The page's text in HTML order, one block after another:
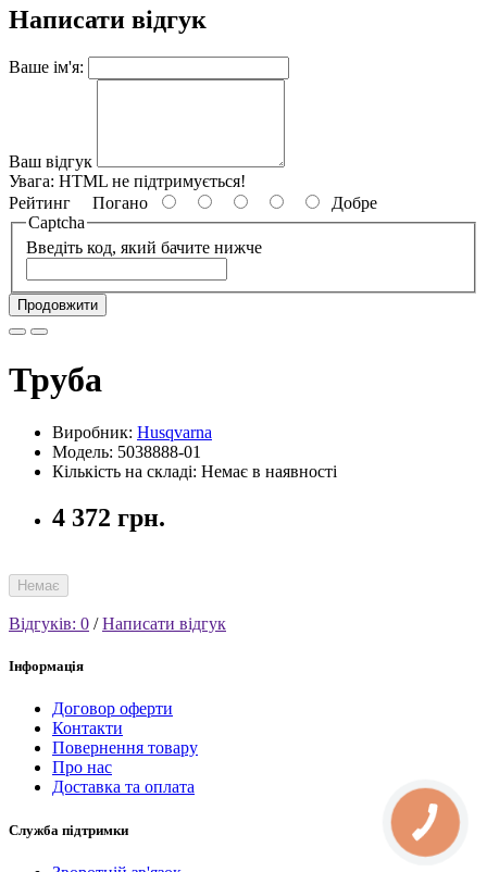
Написати відгук
Ваше ім'я:
Ваш відгук
Увага: HTML не підтримується!
Рейтинг Погано
Добре
Captcha
Введіть код, який бачите нижче
Продовжити
Труба
Виробник: Husqvarna
Модель: 5038888-01
Кількість на складі: Немає в наявності
4 372 грн.
Немає
Відгуків: 0 /Написати відгук
Інформація
Договор оферти
Контакти
Повернення товару
Про нас
Доставка та оплата
Служба підтримки